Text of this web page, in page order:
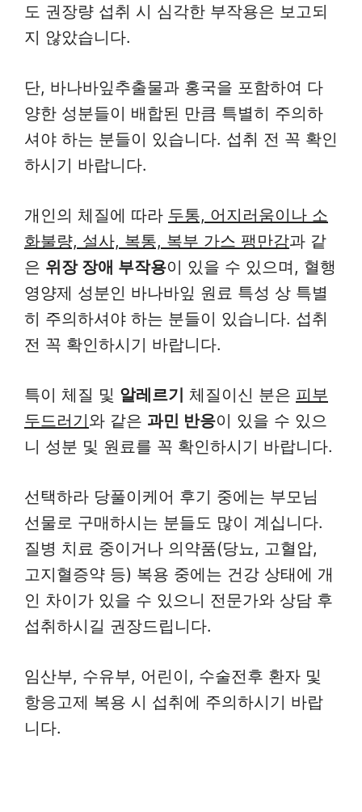
도 권장량 섭취 시 심각한 부작용은 보고되
지 않았습니다.
단, 바나바잎추출물과 홍국을 포함하여 다
양한 성분들이 배합된 만큼 특별히 주의하
셔야 하는 분들이 있습니다. 섭취 전 꼭 확인
하시기 바랍니다.
개인의 체질에 따라 두통, 어지러움이나 소
화불량, 설사, 복통, 복부 가스 팽만감과 같
은 위장 장애 부작용이 있을 수 있으며, 혈행
영양제 성분인 바나바잎 원료 특성 상 특별
히 주의하셔야 하는 분들이 있습니다. 섭취
전 꼭 확인하시기 바랍니다.
특이 체질 및 알레르기 체질이신 분은 피부
두드러기와 같은 과민 반응이 있을 수 있으
니 성분 및 원료를 꼭 확인하시기 바랍니다.
선택하라 당풀이케어 후기 중에는 부모님
선물로 구매하시는 분들도 많이 계십니다.
질병 치료 중이거나 의약품(당뇨, 고혈압,
고지혈증약 등) 복용 중에는 건강 상태에 개
인 차이가 있을 수 있으니 전문가와 상담 후
섭취하시길 권장드립니다.
임산부, 수유부, 어린이, 수술전후 환자 및
항응고제 복용 시 섭취에 주의하시기 바랍
니다.